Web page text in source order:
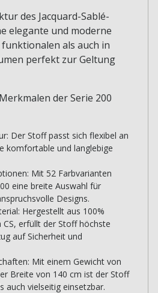
des Jacquard-Sablé-
elegante und moderne
als auch in
perfekt zur Geltung
der Serie 200
Der Stoff passt sich flexibel an
komfortable und langlebige
Mit 52 Farbvarianten
eine breite Auswahl für
Designs.
Hergestellt aus 100%
CS, erfüllt der Stoff höchste
auf Sicherheit und
Mit einem Gewicht von
Breite von 140 cm ist der Stoff
auch vielseitig einsetzbar.